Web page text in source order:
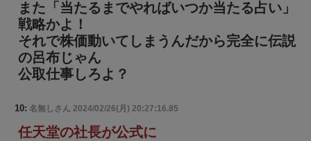
また「当たるまでやればいつか当たる占い」
戦略かよ！
それで株価動いてしまうんだから完全に伝説
の呂布じゃん
公取仕事しろよ？
10: 名無しさん 2024/02/26(月) 20:27:16.85
任天堂の社長が公式に